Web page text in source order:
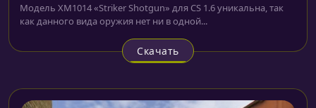
Модель XM1014 «Striker Shotgun» для CS 1.6 уникальна, так
как данного вида оружия нет ни в одной...
Скачать